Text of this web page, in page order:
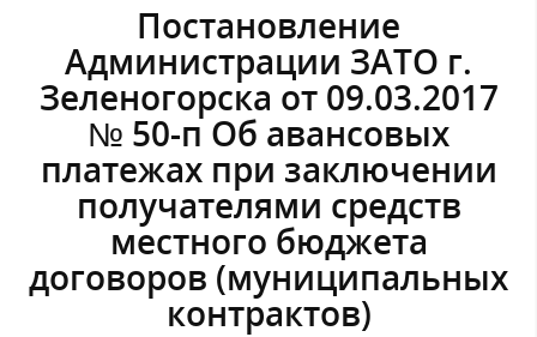
Постановление
Администрации ЗАТО г.
Зеленогорска от 09.03.2017
№ 50-п Об авансовых
платежах при заключении
получателями средств
местного бюджета
договоров (муниципальных
контрактов)